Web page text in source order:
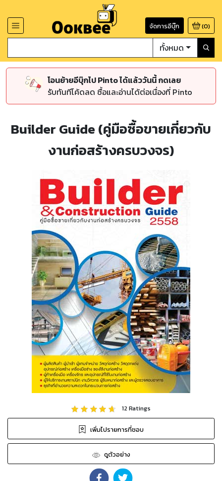
จัดการอีบุ๊ก (0)
ทั้งหมด
โอนย้ายอีบุ๊กไป Pinto ได้แล้ววันนี้ กดเลย
รับทันทีโค้ดลด ซื้อและอ่านได้ต่อเนื่องที่ Pinto
Builder Guide (คู่มือซื้อขายเกี่ยวกับ
งานก่อสร้างครบวงจร)
12Ratings
เพิ่มไปรายการที่ชอบ
ดูตัวอย่าง